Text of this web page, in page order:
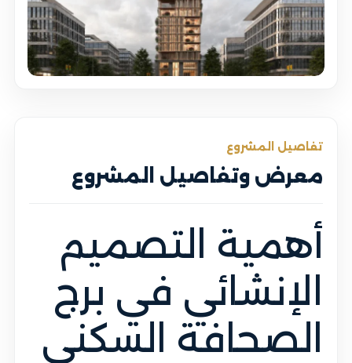
تفاصيل المشروع
معرض وتفاصيل المشروع
أهمية التصميم
الإنشائي في برج
الصحافة السكني